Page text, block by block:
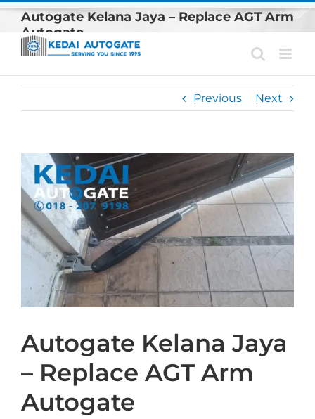
Skip
content
Autogate Kelana Jaya – Replace AGT Arm
Autogate
Previous Next
Larger
Image
Autogate Kelana Jaya
– Replace AGT Arm
Autogate